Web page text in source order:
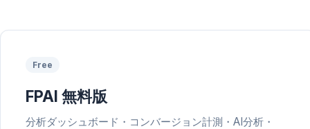
Free
FPAI 無料版
分析ダッシュボード・コンバージョン計測・AI分析・